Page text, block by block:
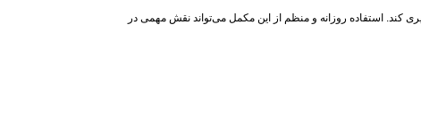
کند. استفاده روزانه و منظم از این مکمل می‌تواند نقش مهمی در